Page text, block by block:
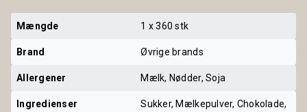
Mængde 1 x 360 stk
Brand Øvrige brands
Allergener Mælk, Nødder, Soja
Ingredienser
Sukker, Mælkepulver, Chokolade,